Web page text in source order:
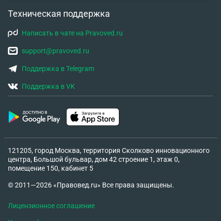
Техническая поддержка
Написать в чате на Pravoved.ru
support@pravoved.ru
Поддержка в Telegram
Поддержка в VK
121205, город Москва, территория Сколково инновационного
центра, Большой бульвар, дом 42 строение 1, этаж 0,
помещение 150, кабинет 5
© 2011—2026 «Правовед.ru» Все права защищены.
Лицензионное соглашение